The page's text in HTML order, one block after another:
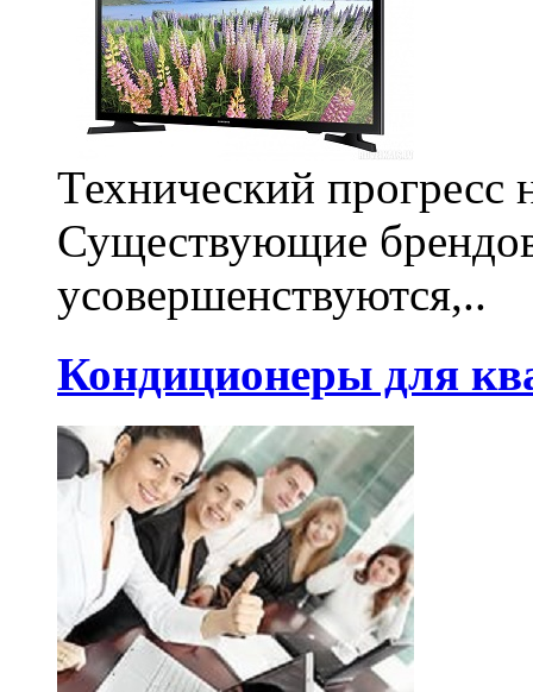
Технический прогресс
Существующие
усовершенствуются,..
Кондиционеры для